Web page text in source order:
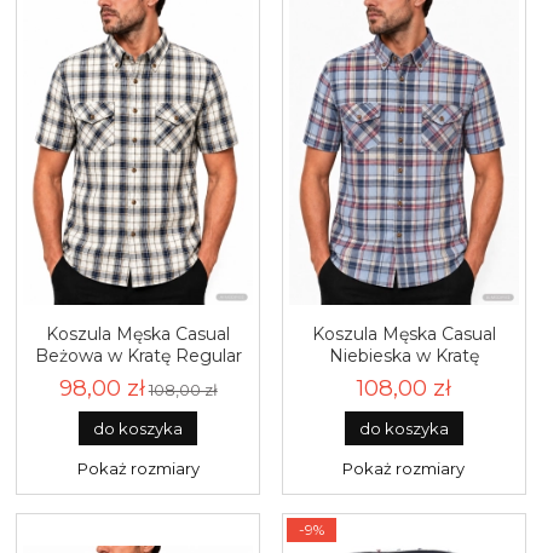
Koszula Męska Casual
Beżowa w Kratę Regular
Formax R485
98,00 zł108,00 zł
do koszyka
Pokaż rozmiary
Koszula Męska Casual
Niebieska w Kratę
Regular Formax R484
108,00 zł
do koszyka
Pokaż rozmiary
-9%